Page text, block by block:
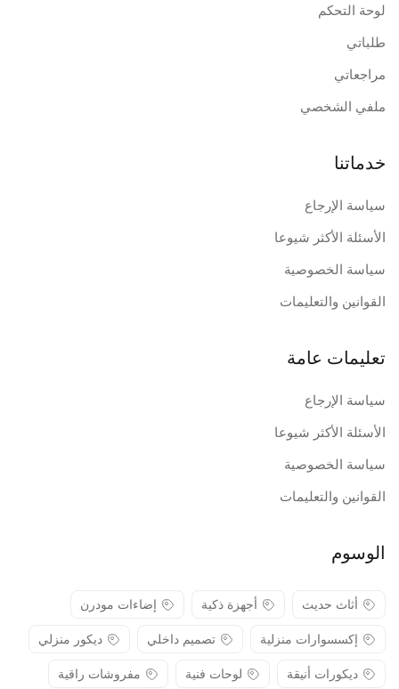
لوحة التحكم
طلباتي
مراجعاتي
ملفي الشخصي
خدماتنا
سياسة الإرجاع
الأسئلة الأكثر شيوعا
سياسة الخصوصية
القوانين والتعليمات
تعليمات عامة
سياسة الإرجاع
الأسئلة الأكثر شيوعا
سياسة الخصوصية
القوانين والتعليمات
الوسوم
أثاث حديث أجهزة ذكية
إضاءات مودرن
إكسسوارات منزلية
تصميم داخلي
ديكور منزلي
ديكورات أنيقة
لوحات فنية مفروشات راقية